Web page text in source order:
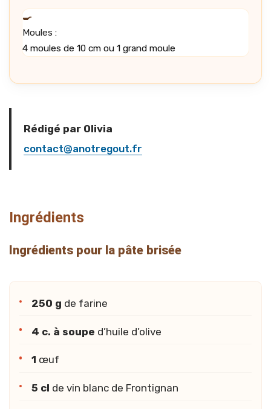
🍳
Moules :
4 moules de 10 cm ou 1 grand moule
Rédigé par Olivia
contact@anotregout.fr
Ingrédients
Ingrédients pour la pâte brisée
250 g de farine
4 c. à soupe d’huile d’olive
1 œuf
5 cl de vin blanc de Frontignan